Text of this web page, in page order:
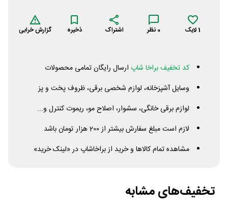
1لایک 0 نظر اشتراک ذخیره گزارش خرابی
کد تخفیف براخا شاپ ارسال رایگان تمامی محصولات
وسایل آشپزخانه، لوازم شخصی برقی، ظروف پخت و پز
لوازم برقی خانگی، سشوار، اصلاح مو، ریموت کنترل و...
لازم است مبلغ سفارش بیشتر از 200 هزار تومان باشد
مشاهده تمام کالاها و خرید از براخاشاپ در «لینک خرید»
تخفیف‌های مشابه